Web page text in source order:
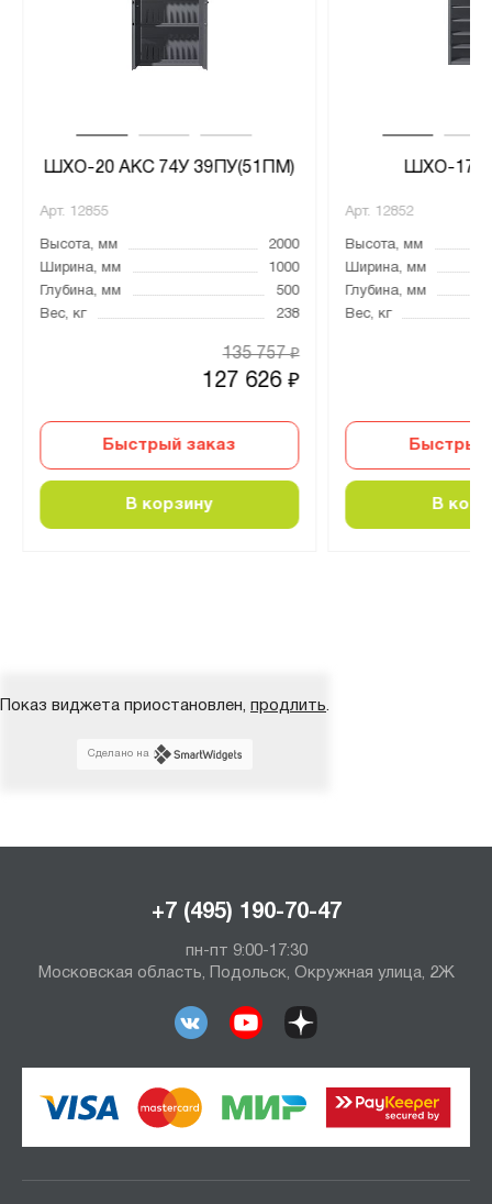
ШХО-20 АКС 74У 39ПУ(51ПМ)
Арт. 12855
Высота, мм
2000
Ширина, мм
1000
Глубина, мм
500
Вес, кг
238
127 626₽
135 757₽
Быстрый заказ
В корзину
ШХО-
Арт. 12852
Высота, мм
Ширина, мм
Глубина, мм
Вес, кг
Быстрый
В
Показ виджета приостановлен, продлить.
Сделано на
+7 (495) 190-70-47
пн-пт 9:00-17:30
Московская область, Подольск, Окружная улица, 2Ж